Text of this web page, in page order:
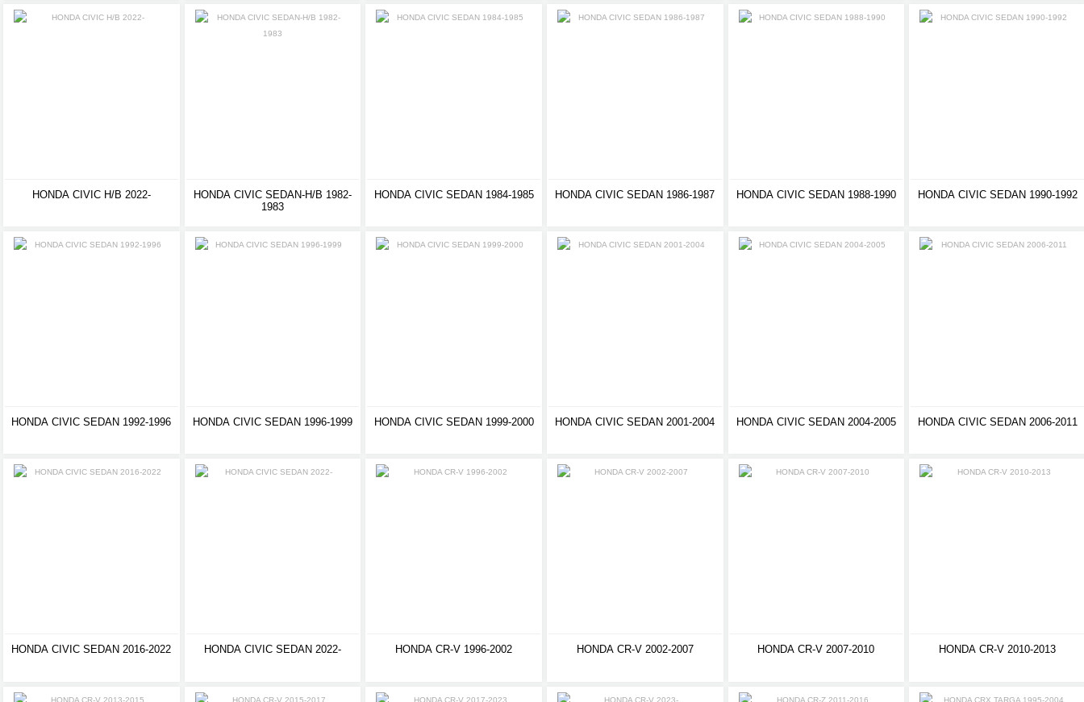
HONDA CIVIC H/B 2022-
HONDA CIVIC SEDAN-H/B 1982-
1983
HONDA CIVIC SEDAN 1984-1985 HONDA CIVIC SEDAN 1986-1987 HONDA CIVIC SEDAN 1988-1990 HONDA CIVIC SEDAN 1990-1992
HONDA CIVIC SEDAN 1992-1996 HONDA CIVIC SEDAN 1996-1999 HONDA CIVIC SEDAN 1999-2000 HONDA CIVIC SEDAN 2001-2004 HONDA CIVIC SEDAN 2004-2005 HONDA CIVIC SEDAN 2006-2011
HONDA CIVIC SEDAN 2016-2022 HONDA CIVIC SEDAN 2022- HONDA CR-V 1996-2002 HONDA CR-V 2002-2007 HONDA CR-V 2007-2010 HONDA CR-V 2010-2013